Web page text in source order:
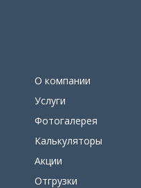
О компании
Услуги
Фотогалерея
Калькуляторы
Акции
Отгрузки